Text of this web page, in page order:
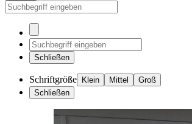
Schließen
Schriftgröße Klein Mittel
Groß
Schließen